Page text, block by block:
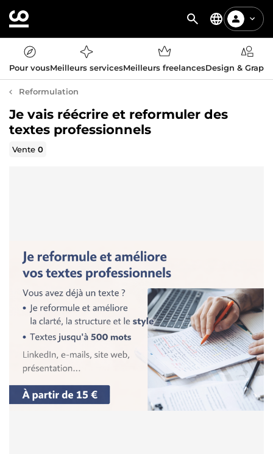
Pour vousMeilleurs servicesMeilleurs freelancesDesign &
Reformulation
Je vais réécrire et reformuler des
textes professionnels
Vente0